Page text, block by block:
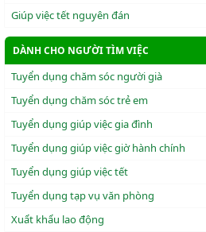
Giúp việc tết nguyên đán
DÀNH CHO NGƯỜI TÌM VIỆC
Tuyển dụng chăm sóc người già
Tuyển dụng chăm sóc trẻ em
Tuyển dụng giúp việc gia đình
Tuyển dụng giúp việc giờ hành chính
Tuyển dụng giúp việc tết
Tuyển dụng tạp vụ văn phòng
Xuẩt khẩu lao động